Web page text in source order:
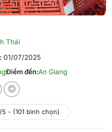
Thái
01/07/2025
Điểm đến:An Giang
5 - (101 bình chọn)